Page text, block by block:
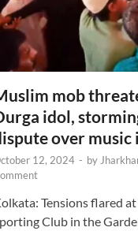
mob
idol,
over music
12, 2024 - by
Tensions flared
Club in the